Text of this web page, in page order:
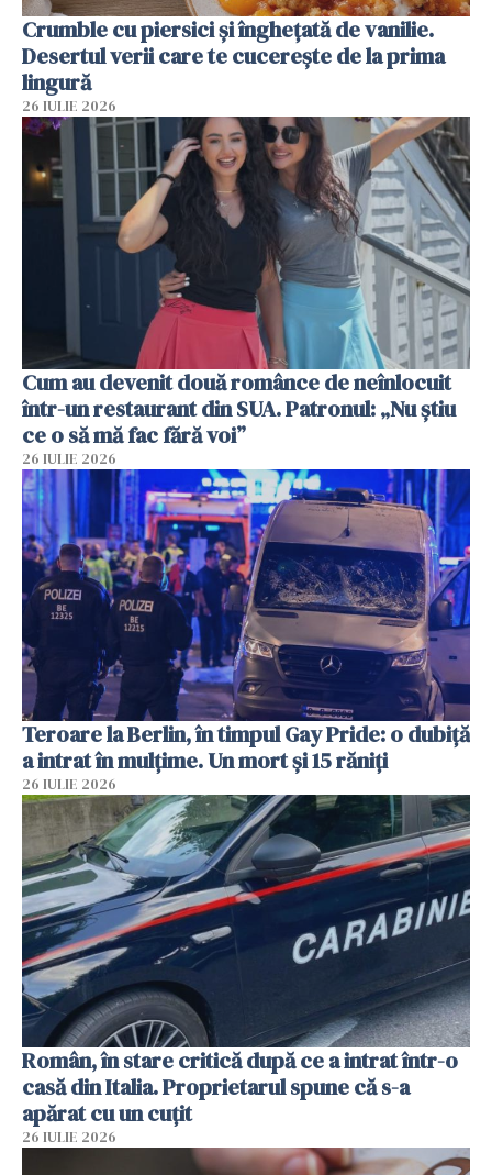
Crumble cu piersici și înghețată de vanilie.
Desertul verii care te cucerește de la prima
lingură
26 IULIE 2026
Cum au devenit două românce de neînlocuit
într-un restaurant din SUA. Patronul: „Nu știu
ce o să mă fac fără voi”
26 IULIE 2026
Teroare la Berlin, în timpul Gay Pride: o dubiță
a intrat în mulțime. Un mort și 15 răniți
26 IULIE 2026
Român, în stare critică după ce a intrat într-o
casă din Italia. Proprietarul spune că s-a
apărat cu un cuțit
26 IULIE 2026